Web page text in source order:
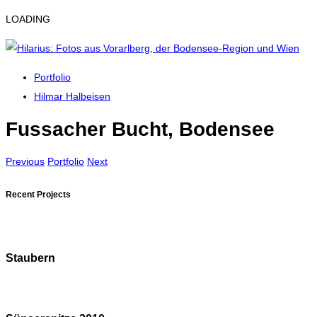
LOADING
Portfolio
Hilmar Halbeisen
Fussacher Bucht, Bodensee
Previous Portfolio Next
Recent Projects
Staubern